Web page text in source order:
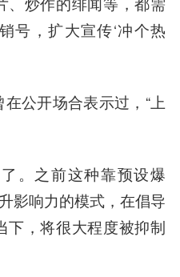
号，扩大宣传‘冲个热
公开场合表示过，“上
。之前这种靠预设爆
影响力的模式，在倡导
下，将很大程度被抑制